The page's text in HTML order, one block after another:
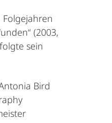
(2003,
sein
Bird